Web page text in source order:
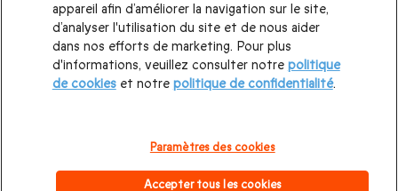
Vol en ULM | Simulateur de chute libre|Saut en parachute
Saut en parapente|Vol en montgolfière|Vol en
hélicoptère|Saut à l'élastique|Vol en avion de chasse
Montgolfiere Auvergne|Montgolfiere Saumur
Montgolfière Bourgogne|
appareil afin d’améliorer la navigation sur le site,
d’analyser l'utilisation du site et de nous aider
dans nos efforts de marketing. Pour plus
d'informations, veuillez consulter notre politique
de cookieset notre politique de confidentialité.
Paramètres des cookies
Accepter tous les cookies